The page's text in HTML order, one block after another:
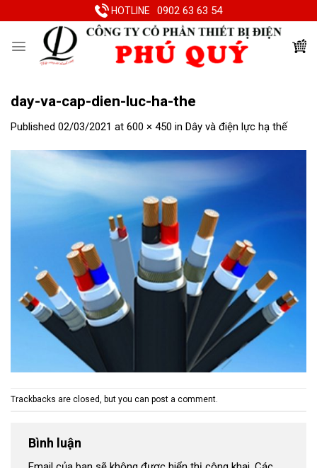
to
HOTLINE 0902 63 63 54
day-va-cap-dien-luc-ha-the
Published 02/03/2021 at 600 × 450 in Dây và điện lực hạ thế
Trackbacks are closed, but you can post a comment.
Bình luận